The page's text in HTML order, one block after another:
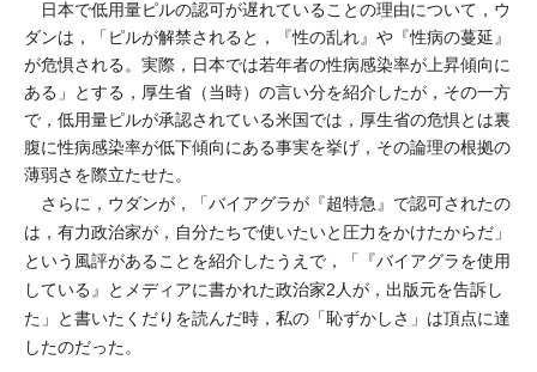
日本で低用量ピルの認可が遅れていることの理由について，ウ
ダンは，「ピルが解禁されると，『性の乱れ』や『性病の蔓延』
が危惧される。実際，日本では若年者の性病感染率が上昇傾向に
ある」とする，厚生省（当時）の言い分を紹介したが，その一方
で，低用量ピルが承認されている米国では，厚生省の危惧とは裏
腹に性病感染率が低下傾向にある事実を挙げ，その論理の根拠の
薄弱さを際立たせた。
さらに，ウダンが，「バイアグラが『超特急』で認可されたの
は，有力政治家が，自分たちで使いたいと圧力をかけたからだ」
という風評があることを紹介したうえで，「『バイアグラを使用
している』とメディアに書かれた政治家2人が，出版元を告訴し
た」と書いたくだりを読んだ時，私の「恥ずかしさ」は頂点に達
したのだった。